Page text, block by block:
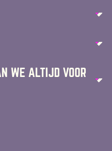
WE ALTIJD VOOR